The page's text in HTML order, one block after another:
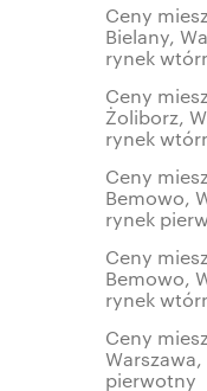
Ceny
Bielany,
rynek
Ceny
Żoliborz,
rynek
Ceny
Bemowo,
rynek
Ceny
Bemowo,
rynek
Ceny
pierwotny